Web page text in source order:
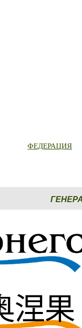
ФЕДЕРАЦИЯ